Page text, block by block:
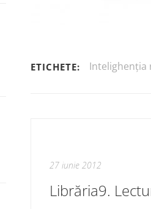
ETICHETE: Intelighenția
27 iunie 2012
Librăria9.